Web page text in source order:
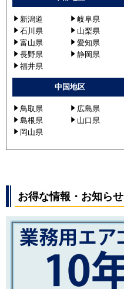
新潟道
岐阜県
石川県
山梨県
富山県
愛知県
長野県
静岡県
福井県
中国地区
鳥取県
広島県
島根県
山口県
岡山県
お得な情報・お知らせ